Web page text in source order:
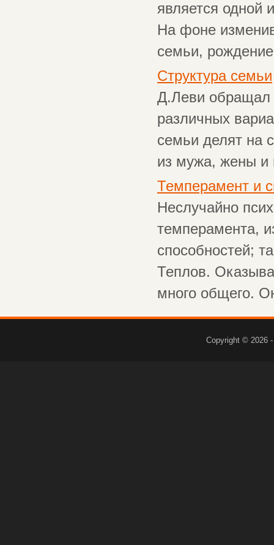
является одной
На фоне
семьи,
Структура семьи
Д.Леви обращал
различных
семьи делят на
из мужа, жены и
Темперамент и
Неслучайно
темперамента,
способностей;
Теплов.
много общего.
Copyright © 2026